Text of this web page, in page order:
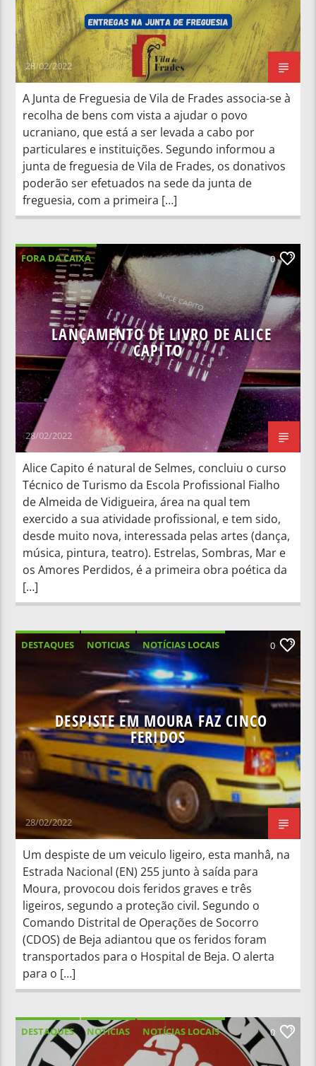
28/02/2022
A Junta de Freguesia de Vila de Frades associa-se à
recolha de bens com vista a ajudar o povo
ucraniano, que está a ser levada a cabo por
particulares e instituições. Segundo informou a
junta de freguesia de Vila de Frades, os donativos
poderão ser efetuados na sede da junta de
freguesia, com a primeira […]
FORA DA CAIXA 0
LANÇAMENTO DE LIVRO DE ALICE
CAPITO
28/02/2022
Alice Capito é natural de Selmes, concluiu o curso
Técnico de Turismo da Escola Profissional Fialho
de Almeida de Vidigueira, área na qual tem
exercido a sua atividade profissional, e tem sido,
desde muito nova, interessada pelas artes (dança,
música, pintura, teatro). Estrelas, Sombras, Mar e
os Amores Perdidos, é a primeira obra poética da
[…]
DESTAQUES NOTICIAS
NOTÍCIAS LOCAIS
NOTÍCIAS NACIONAIS
0
DESPISTE EM MOURA FAZ CINCO
FERIDOS
28/02/2022
Um despiste de um veiculo ligeiro, esta manhâ, na
Estrada Nacional (EN) 255 junto à saída para
Moura, provocou dois feridos graves e três
ligeiros, segundo a proteção civil. Segundo o
Comando Distrital de Operações de Socorro
(CDOS) de Beja adiantou que os feridos foram
transportados para o Hospital de Beja. O alerta
para o […]
DESTAQUES NOTICIAS
NOTÍCIAS LOCAIS
NOTÍCIAS NACIONAIS
0